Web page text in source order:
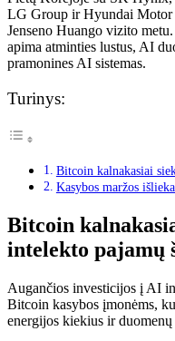
LG Group ir Hyundai Motor
Jenseno Huango vizito
apima atminties lustus, AI
pramonines AI sistemas.
Turinys:
Bitcoin kalnakasiai
Kasybos maržos
Bitcoin
intelekto pajamų
Augančios investicijos į AI
Bitcoin kasybos įmonėms,
energijos kiekius ir